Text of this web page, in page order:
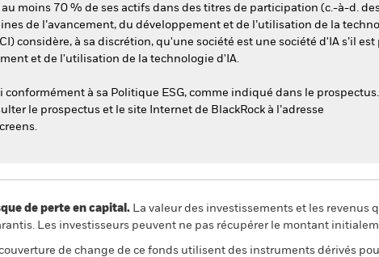
moins 70 % de ses actifs dans des titres de participation (c.-à-d.
de l’avancement, du développement et de l’utilisation de la
considère, à sa discrétion, qu'une société est une société d'IA s’il
et de l'utilisation de la technologie d'IA.
conformément à sa Politique ESG, comme indiqué dans le
le prospectus et le site Internet de BlackRock à l’adresse
de perte en capital. La valeur des investissements et les revenus
Les investisseurs peuvent ne pas récupérer le montant
couverture de change de ce fonds utilisent des instruments dérivés